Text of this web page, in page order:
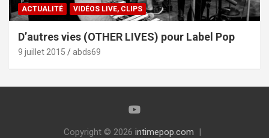
ACTUALITÉ VIDÉOS LIVE, CLIPS
D’autres vies (OTHER LIVES) pour Label Pop
9 juillet 2015 abds69
Copyright © 2026 intimepop.com